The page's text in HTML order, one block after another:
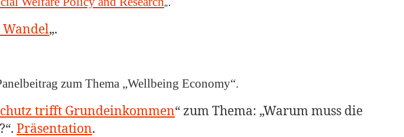
„.
zum Thema „Wellbeing Economy“.
trifft Grundeinkommen“ zum Thema: „Warum muss die
Präsentation.